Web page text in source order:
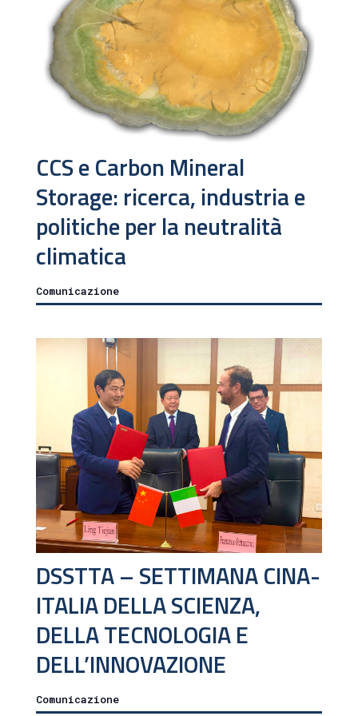
CCS e Carbon Mineral
Storage: ricerca, industria e
politiche per la neutralità
climatica
Comunicazione
DSSTTA – SETTIMANA CINA-
ITALIA DELLA SCIENZA,
DELLA TECNOLOGIA E
DELL’INNOVAZIONE
Comunicazione